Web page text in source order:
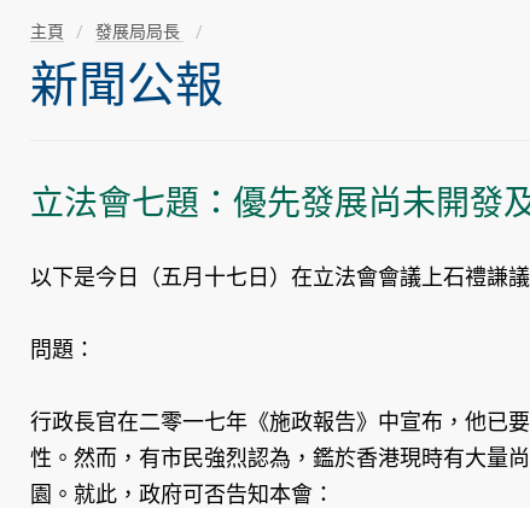
主頁 發展局局長
新聞公報
立法會七題：優先發展尚未開發
以下是今日（五月十七日）在立法會會議上石禮謙
問題：
行政長官在二零一七年《施政報告》中宣布，他已
性。然而，有市民強烈認為，鑑於香港現時有大量
園。就此，政府可否告知本會：